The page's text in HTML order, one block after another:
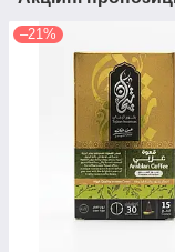
–21%